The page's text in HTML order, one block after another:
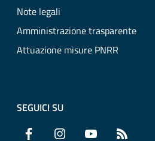
Note legali
Amministrazione trasparente
Attuazione misure PNRR
SEGUICI SU
Facebook Instagram YouTube